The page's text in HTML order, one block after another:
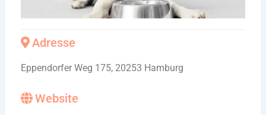
Adresse
Eppendorfer Weg 175, 20253 Hamburg
Website